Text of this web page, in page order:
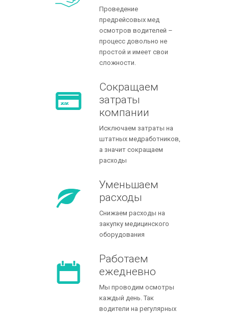
Проведение
предрейсовых мед
осмотров водителей –
процесс довольно нe
простой и имеет свои
сложности.
Сокращаем
затраты
компании
Исключаем затраты на
штатных медработников,
а значит сокращаем
расходы
Уменьшаем
расходы
Снижаем расходы на
закупку медицинского
оборудования
Работаем
ежедневно
Мы проводим осмотры
каждый день. Так
водители на регулярных